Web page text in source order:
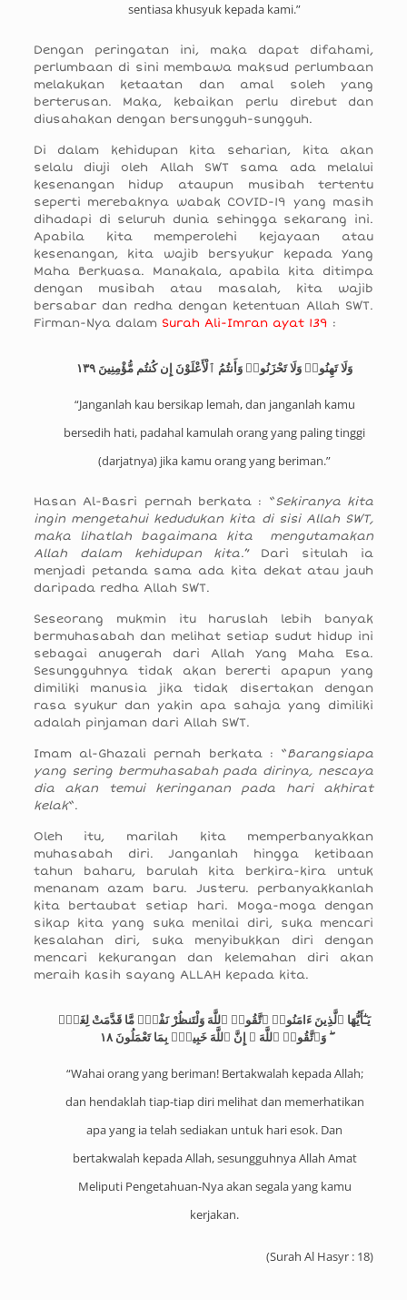
sentiasa khusyuk kepada kami.”
Dengan peringatan ini, maka dapat difahami,
perlumbaan di sini membawa maksud perlumbaan
melakukan ketaatan dan amal soleh yang
berterusan. Maka, kebaikan perlu direbut dan
diusahakan dengan bersungguh-sungguh.
Di dalam kehidupan kita seharian, kita akan
selalu diuji oleh Allah SWT sama ada melalui
kesenangan hidup ataupun musibah tertentu
seperti merebaknya wabak COVID-19 yang masih
dihadapi di seluruh dunia sehingga sekarang ini.
Apabila kita memperolehi kejayaan atau
kesenangan, kita wajib bersyukur kepada Yang
Maha Berkuasa. Manakala, apabila kita ditimpa
dengan musibah atau masalah, kita wajib
bersabar dan redha dengan ketentuan Allah SWT.
Firman-Nya dalam Surah Ali-Imran ayat 139 :
وَلَا تَهِنُوا۟ وَلَا تَحْزَنُوا۟ وَأَنتُمُ ٱلْأَعْلَوْنَ إِن كُنتُم مُّؤْمِنِينَ ١٣٩
“Janganlah kau bersikap lemah, dan janganlah kamu
bersedih hati, padahal kamulah orang yang paling tinggi
(darjatnya) jika kamu orang yang beriman.”
Hasan Al-Basri pernah berkata : “Sekiranya kita
ingin mengetahui kedudukan kita di sisi Allah SWT,
maka lihatlah bagaimana kita mengutamakan
Allah dalam kehidupan kita.” Dari situlah ia
menjadi petanda sama ada kita dekat atau jauh
daripada redha Allah SWT.
Seseorang mukmin itu haruslah lebih banyak
bermuhasabah dan melihat setiap sudut hidup ini
sebagai anugerah dari Allah Yang Maha Esa.
Sesungguhnya tidak akan bererti apapun yang
dimiliki manusia jika tidak disertakan dengan
rasa syukur dan yakin apa sahaja yang dimiliki
adalah pinjaman dari Allah SWT.
Imam al-Ghazali pernah berkata : “Barangsiapa
yang sering bermuhasabah pada dirinya, nescaya
dia akan temui keringanan pada hari akhirat
kelak“.
Oleh itu, marilah kita memperbanyakkan
muhasabah diri. Janganlah hingga ketibaan
tahun baharu, barulah kita berkira-kira untuk
menanam azam baru. Justeru. perbanyakkanlah
kita bertaubat setiap hari. Moga-moga dengan
sikap kita yang suka menilai diri, suka mencari
kesalahan diri, suka menyibukkan diri dengan
mencari kekurangan dan kelemahan diri akan
meraih kasih sayang ALLAH kepada kita.
يَـٰٓأَيُّهَا ٱلَّذِينَ ءَامَنُوا۟ ٱتَّقُوا۟ ٱللَّهَ وَلْتَنظُرْ نَفْسٌۭ مَّا قَدَّمَتْ لِغَدٍۢ
ۖ وَٱتَّقُوا۟ ٱللَّهَ ۚ إِنَّ ٱللَّهَ خَبِيرٌۢ بِمَا تَعْمَلُونَ ١٨
“Wahai orang yang beriman! Bertakwalah kepada Allah;
dan hendaklah tiap-tiap diri melihat dan memerhatikan
apa yang ia telah sediakan untuk hari esok. Dan
bertakwalah kepada Allah, sesungguhnya Allah Amat
Meliputi Pengetahuan-Nya akan segala yang kamu
kerjakan.
(Surah Al Hasyr : 18)